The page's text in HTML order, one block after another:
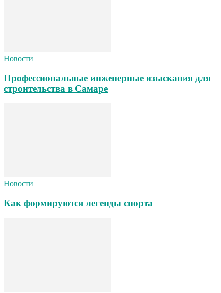
Новости
Профессиональные инженерные изыскания для
строительства в Самаре
Новости
Как формируются легенды спорта